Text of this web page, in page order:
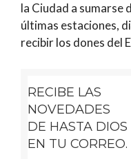
la Ciudad a sumarse
últimas estaciones,
recibir los dones del
RECIBE LAS
NOVEDADES
DE HASTA DIOS
EN TU CORREO.